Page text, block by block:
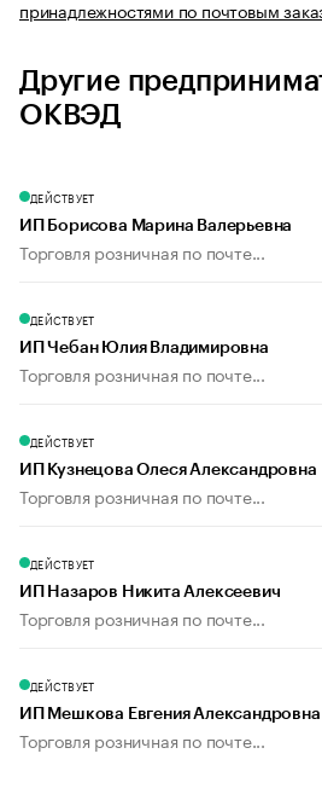
принадлежностями по почтовым
Другие
ОКВЭД
ДЕЙСТВУЕТ
ИП Борисова Марина Валерьевна
Торговля розничная по почте...
ДЕЙСТВУЕТ
ИП Чебан Юлия Владимировна
Торговля розничная по почте...
ДЕЙСТВУЕТ
ИП Кузнецова Олеся Александровна
Торговля розничная по почте...
ДЕЙСТВУЕТ
ИП Назаров Никита Алексеевич
Торговля розничная по почте...
ДЕЙСТВУЕТ
ИП Мешкова Евгения Александровна
Торговля розничная по почте...